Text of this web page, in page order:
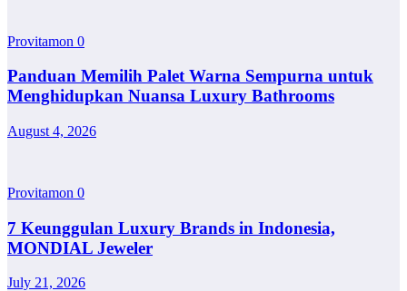
Provitamon 0
Panduan Memilih Palet Warna Sempurna untuk
Menghidupkan Nuansa Luxury Bathrooms
August 4, 2026
Provitamon 0
7 Keunggulan Luxury Brands in Indonesia,
MONDIAL Jeweler
July 21, 2026